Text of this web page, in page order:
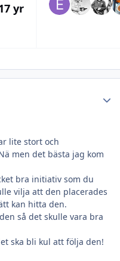
yr
topic overview
lite stort och
men det bästa jag kom
bra initiativ som du
vilja att den placerades
kan hitta den.
så det skulle vara bra
ska bli kul att följa den!